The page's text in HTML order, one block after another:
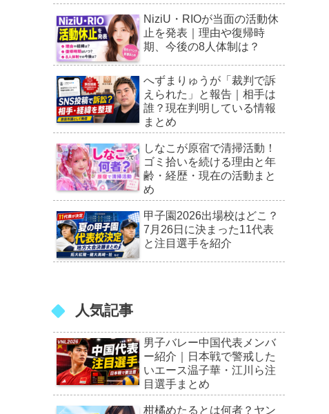
NiziU・RIOが当面の活動休
止を発表｜理由や復帰時
期、今後の8人体制は？
へずまりゅうが「裁判で訴
えられた」と報告｜相手は
誰？現在判明している情報
まとめ
しなこが原宿で清掃活動！
ゴミ拾いを続ける理由と年
齢・経歴・現在の活動まと
め
甲子園2026出場校はどこ？
7月26日に決まった11代表
と注目選手を紹介
人気記事
男子バレー中国代表メンバ
ー紹介｜日本戦で警戒した
いエース温子華・江川ら注
目選手まとめ
柑橘めたるとは何者？ヤン